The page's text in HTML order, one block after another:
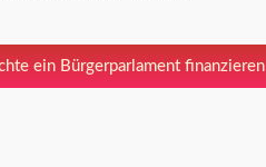
ein Bürgerparlament finanzieren